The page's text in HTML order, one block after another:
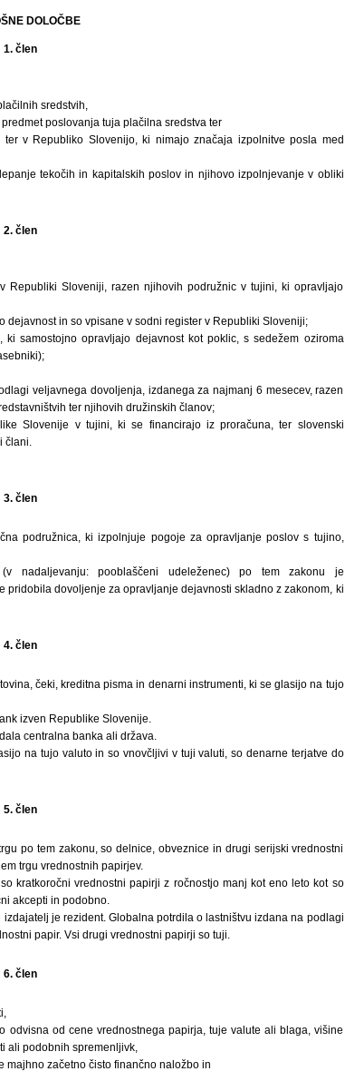
DOLOČBE
1. člen
sredstvih,
poslovanja tuja plačilna sredstva ter
v Republiko Slovenijo, ki nimajo značaja izpolnitve posla med
tekočih in kapitalskih poslov in njihovo izpolnjevanje v obliki
2. člen
Republiki Sloveniji, razen njihovih podružnic v tujini, ki opravljajo
in so vpisane v sodni register v Republiki Sloveniji;
samostojno opravljajo dejavnost kot poklic, s sedežem oziroma
veljavnega dovoljenja, izdanega za najmanj 6 mesecev, razen
ter njihovih družinskih članov;
Slovenije v tujini, ki se financirajo iz proračuna, ter slovenski
člani.
3. člen
podružnica, ki izpolnjuje pogoje za opravljanje poslov s tujino,
nadaljevanju: pooblaščeni udeleženec) po tem zakonu je
dovoljenje za opravljanje dejavnosti skladno z zakonom, ki
4. člen
čeki, kreditna pisma in denarni instrumenti, ki se glasijo na tujo
izven Republike Slovenije.
centralna banka ali država.
na tujo valuto in so vnovčljivi v tuji valuti, so denarne terjatve do
5. člen
po tem zakonu, so delnice, obveznice in drugi serijski vrednostni
trgu vrednostnih papirjev.
kratkoročni vrednostni papirji z ročnostjo manj kot eno leto kot so
akcepti in podobno.
je rezident. Globalna potrdila o lastništvu izdana na podlagi
papir. Vsi drugi vrednostni papirji so tuji.
6. člen
od cene vrednostnega papirja, tuje valute ali blaga, višine
ali podobnih spremenljivk,
majhno začetno čisto finančno naložbo in